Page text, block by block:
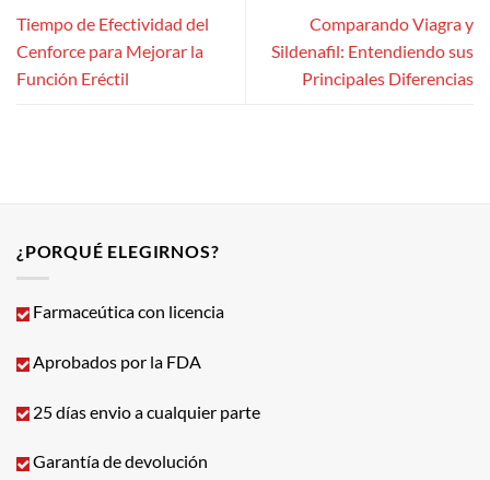
Tiempo de Efectividad del
Cenforce para Mejorar la
Función Eréctil
Comparando Viagra y
Sildenafil: Entendiendo sus
Principales Diferencias
¿PORQUÉ ELEGIRNOS?
Farmaceútica con licencia
Aprobados por la FDA
25 días envio a cualquier parte
Garantía de devolución